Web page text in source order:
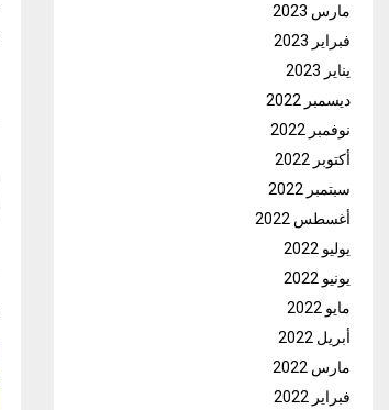
مارس 2023
فبراير 2023
يناير 2023
ديسمبر 2022
نوفمبر 2022
أكتوبر 2022
سبتمبر 2022
أغسطس 2022
يوليو 2022
يونيو 2022
مايو 2022
أبريل 2022
مارس 2022
فبراير 2022